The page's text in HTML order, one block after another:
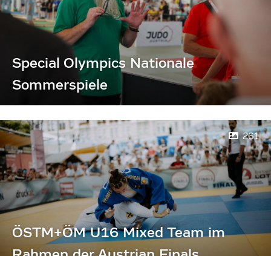
Special Olympics Nationale
Sommerspiele
261
ÖSTM+ÖM U16 Mixed Team im